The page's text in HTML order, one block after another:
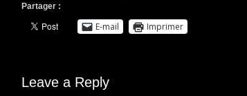
Partager :
E-mail Imprimer
Leave a Reply